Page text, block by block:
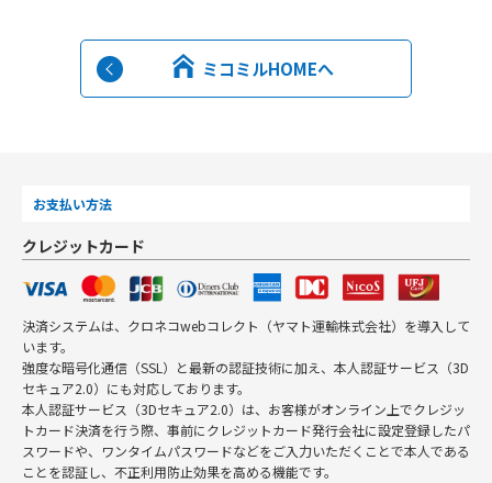
ミコミルHOMEへ
お支払い方法
クレジットカード
決済システムは、クロネコwebコレクト（ヤマト運輸株式会社）を導入して
います。
強度な暗号化通信（SSL）と最新の認証技術に加え、本人認証サービス（3D
セキュア2.0）にも対応しております。
本人認証サービス（3Dセキュア2.0）は、お客様がオンライン上でクレジッ
トカード決済を行う際、事前にクレジットカード発行会社に設定登録したパ
スワードや、ワンタイムパスワードなどをご入力いただくことで本人である
ことを認証し、不正利用防止効果を高める機能です。